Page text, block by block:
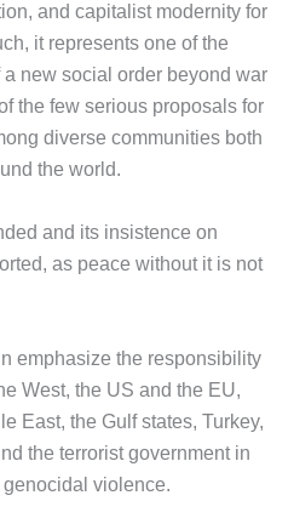
and capitalist modernity for
it represents one of the
new social order beyond war
the few serious proposals for
diverse communities both
the world.
and its insistence on
as peace without it is not
emphasize the responsibility
West, the US and the EU,
East, the Gulf states, Turkey,
the terrorist government in
violence.